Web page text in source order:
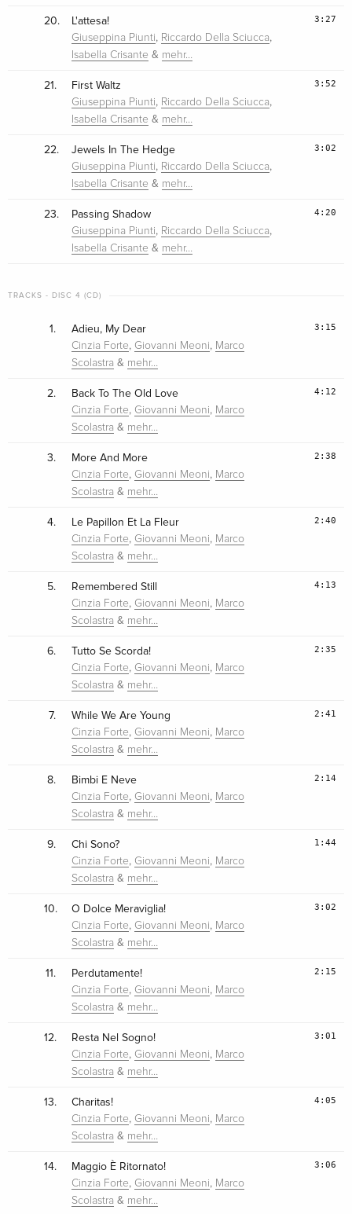
20. L'attesa!
Giuseppina Piunti, Riccardo Della Sciucca,
Isabella Crisante & mehr…
3:27
21. First Waltz
Giuseppina Piunti, Riccardo Della Sciucca,
Isabella Crisante & mehr…
3:52
22. Jewels In The Hedge
Giuseppina Piunti, Riccardo Della Sciucca,
Isabella Crisante & mehr…
3:02
23. Passing Shadow
Giuseppina Piunti, Riccardo Della Sciucca,
Isabella Crisante & mehr…
4:20
TRACKS - DISC 4 (CD)
1. Adieu, My Dear
Cinzia Forte, Giovanni Meoni, Marco
Scolastra & mehr…
3:15
2. Back To The Old Love
Cinzia Forte, Giovanni Meoni, Marco
Scolastra & mehr…
4:12
3. More And More
Cinzia Forte, Giovanni Meoni, Marco
Scolastra & mehr…
2:38
4. Le Papillon Et La Fleur
Cinzia Forte, Giovanni Meoni, Marco
Scolastra & mehr…
2:40
5. Remembered Still
Cinzia Forte, Giovanni Meoni, Marco
Scolastra & mehr…
4:13
6. Tutto Se Scorda!
Cinzia Forte, Giovanni Meoni, Marco
Scolastra & mehr…
2:35
7. While We Are Young
Cinzia Forte, Giovanni Meoni, Marco
Scolastra & mehr…
2:41
8. Bimbi E Neve
Cinzia Forte, Giovanni Meoni, Marco
Scolastra & mehr…
2:14
9. Chi Sono?
Cinzia Forte, Giovanni Meoni, Marco
Scolastra & mehr…
1:44
10. O Dolce Meraviglia!
Cinzia Forte, Giovanni Meoni, Marco
Scolastra & mehr…
3:02
11. Perdutamente!
Cinzia Forte, Giovanni Meoni, Marco
Scolastra & mehr…
2:15
12. Resta Nel Sogno!
Cinzia Forte, Giovanni Meoni, Marco
Scolastra & mehr…
3:01
13. Charitas!
Cinzia Forte, Giovanni Meoni, Marco
Scolastra & mehr…
4:05
14. Maggio È Ritornato!
Cinzia Forte, Giovanni Meoni, Marco
Scolastra & mehr…
3:06